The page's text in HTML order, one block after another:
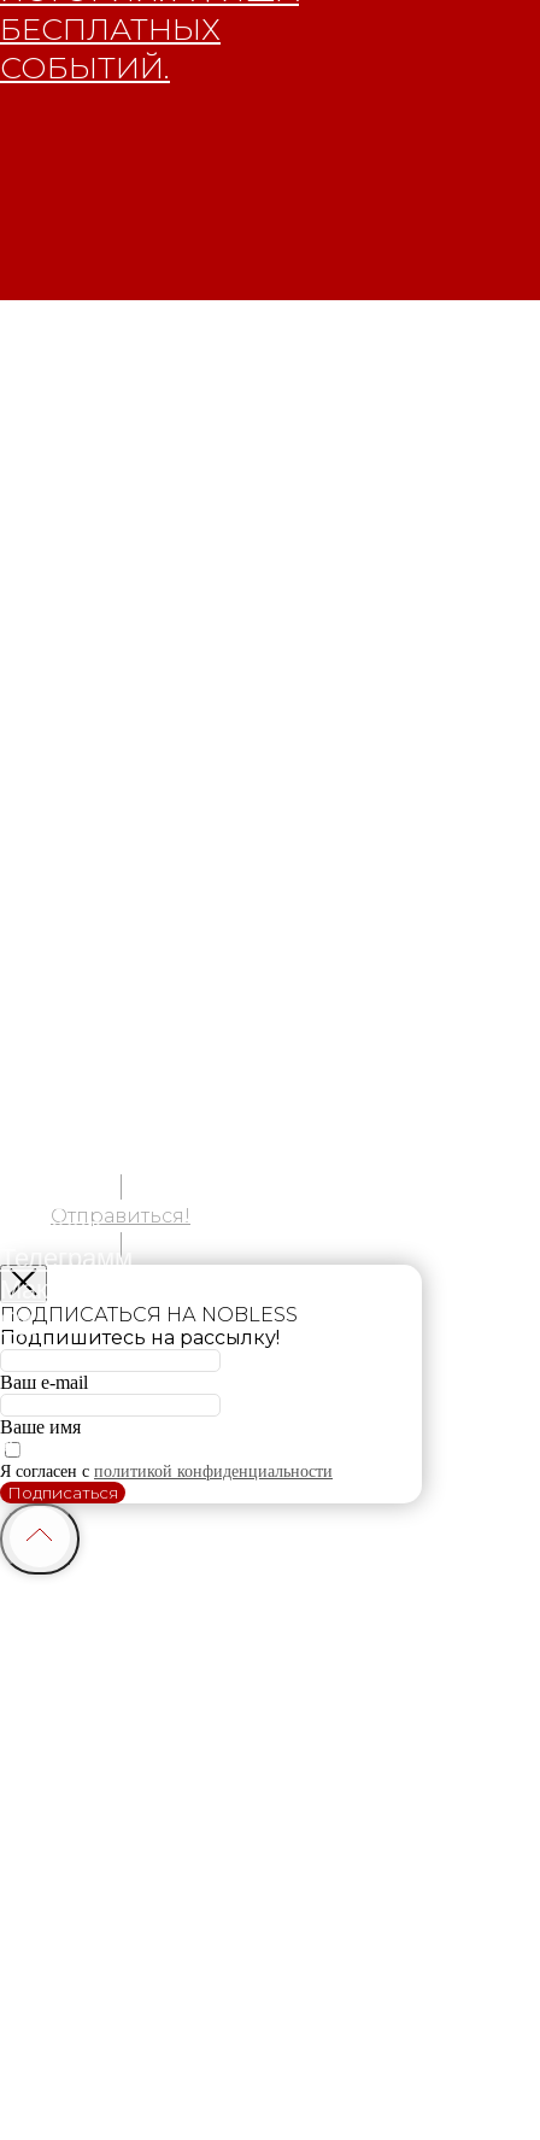
БЕСПЛАТНЫХ
СОБЫТИЙ.
Отправиться!
ПОДПИСАТЬСЯ НА NOBLESS
Подпишитесь на рассылку!
Ваш e-mail
Ваше имя
Я согласен с политикой конфиденциальности
Подписаться